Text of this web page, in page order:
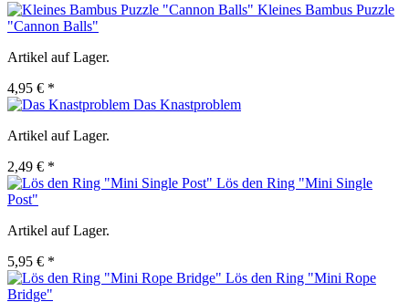
Kleines Bambus Puzzle
"Cannon Balls"
Artikel auf Lager.
4,95 € *
Das Knastproblem
Artikel auf Lager.
2,49 € *
Lös den Ring "Mini Single
Post"
Artikel auf Lager.
5,95 € *
Lös den Ring "Mini Rope
Bridge"